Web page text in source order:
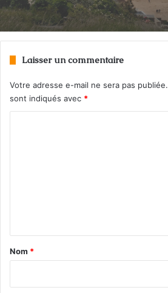
Seconde Guerre mondiale
l’UNESCO
Laisser un commentaire
Votre adresse e-mail ne sera pas publiée.
sont indiqués avec *
a
Nom *